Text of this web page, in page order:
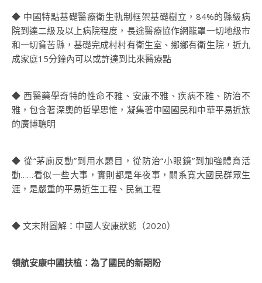
◆ 中國特點基礎醫療衛生軌制框架基礎樹立，84%的縣級病
院到達二級及以上病院程度，長途醫療協作網籠罩一切地級市
和一切貧苦縣，基礎完成村村有衛生室、鄉鄉有衛生院，近九
成家庭15分鐘內可以或許達到比來醫療點
◆ 西醫藥學奇特的性命不雅、安康不雅、疾病不雅、防治不
雅，包含著深奧的哲學思惟，凝集著中國國民和中華平易近族
的廣博聰明
◆ 從“茅廁反動”到用水題目，從防治“小眼鏡”到加強體育活
動……看似一些大事，實則都是年夜事，關系寬大國民群眾生
涯，是嚴重的平易近生工程、民氣工程
◆ 文末附圖解：中國人安康狀態（2020）
領航安康中國扶植：為了國民的新期盼